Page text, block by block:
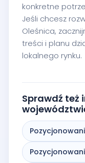
konkretne
Jeśli chcesz
Oleśnica,
treści i planu
lokalnego rynku.
Sprawdź też